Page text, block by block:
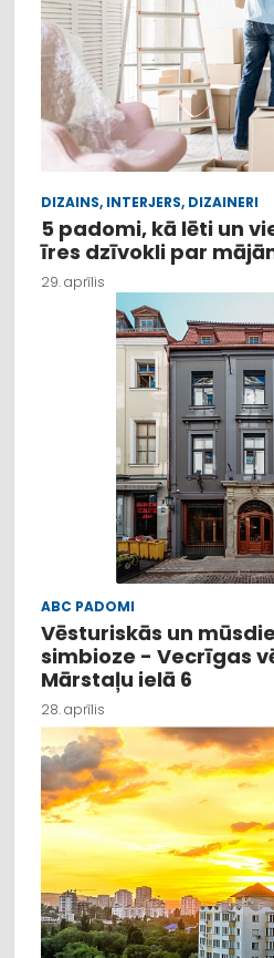
DIZAINS, INTERJERS, DIZAINERI
5 padomi, kā lēti un
īres dzīvokli par
29. aprīlis
ABC PADOMI
Vēsturiskās un
simbioze - Vecrīgas
Mārstaļu ielā 6
28. aprīlis